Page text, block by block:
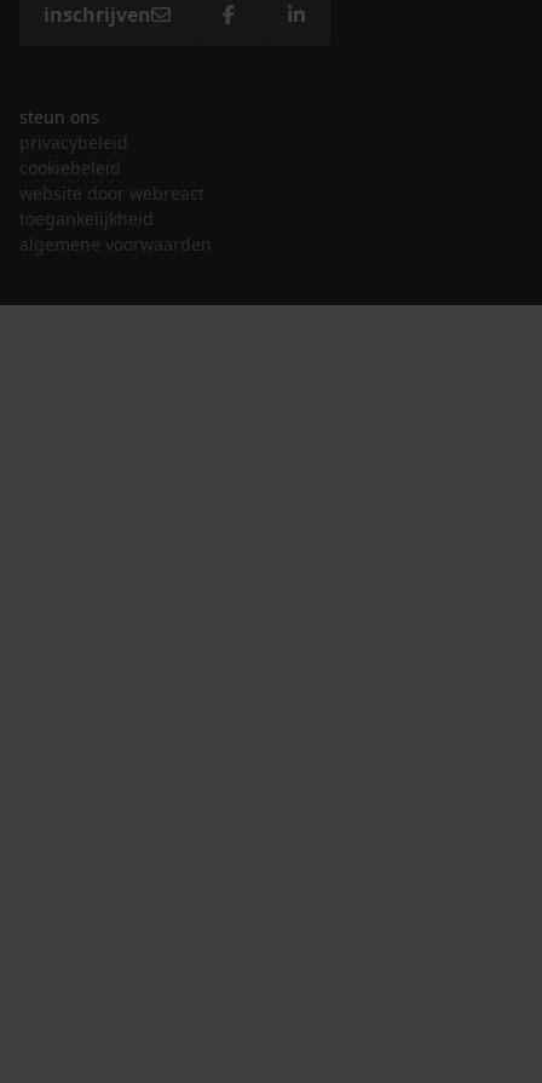
inschrijven
steun ons
privacybeleid
cookiebeleid
website door webreact
toegankelijkheid
algemene voorwaarden